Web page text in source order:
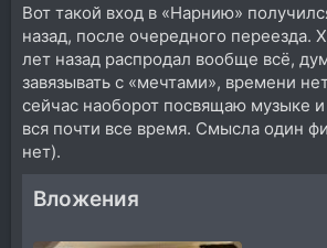
Вот такой вход в «Нарнию»
назад, после очередного переезда.
лет назад распродал вообще всё,
завязывать с «мечтами», времени
сейчас наоборот посвящаю музыке
вся почти все время. Смысла один
нет).
Вложения